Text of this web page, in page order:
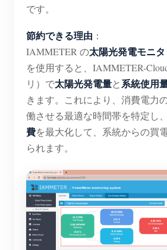
です。
節約できる理由 ：
IAMMETER の太陽光発電モニ
を使用すると、IAMMETER-
リ）で太陽光発電量と系統使用
きます。これにより、消費電力
働させる最適な時間帯を特定し、
費を最大化して、系統からの買
られます。